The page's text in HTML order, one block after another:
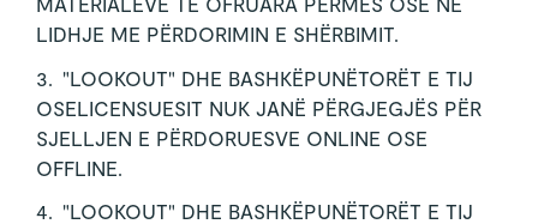
LIDHJE ME PËRDORIMIN E SHËRBIMIT.
3. "LOOKOUT" DHE BASHKËPUNËTORËT E TIJ
OSELICENSUESIT NUK JANË PËRGJEGJËS PËR
SJELLJEN E PËRDORUESVE ONLINE OSE
OFFLINE.
4. "LOOKOUT" DHE BASHKËPUNËTORËT E TIJ